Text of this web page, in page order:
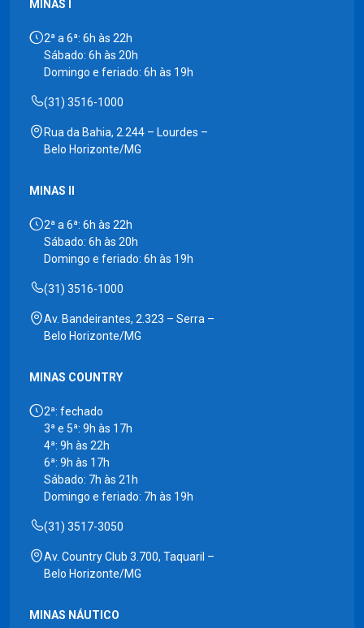
MINAS I
2ª a 6ª: 6h às 22h
Sábado: 6h às 20h
Domingo e feriado: 6h às 19h
(31) 3516-1000
Rua da Bahia, 2.244 – Lourdes –
Belo Horizonte/MG
MINAS II
2ª a 6ª: 6h às 22h
Sábado: 6h às 20h
Domingo e feriado: 6h às 19h
(31) 3516-1000
Av. Bandeirantes, 2.323 – Serra –
Belo Horizonte/MG
MINAS COUNTRY
2ª: fechado
3ª e 5ª: 9h às 17h
4ª: 9h às 22h
6ª: 9h às 17h
Sábado: 7h às 21h
Domingo e feriado: 7h às 19h
(31) 3517-3050
Av. Country Club 3.700, Taquaril –
Belo Horizonte/MG
MINAS NÁUTICO